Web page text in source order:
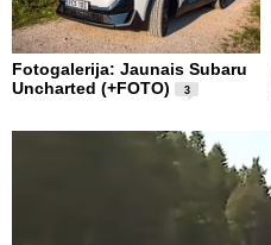
Fotogalerija: Jaunais Subaru
Uncharted (+FOTO)
3